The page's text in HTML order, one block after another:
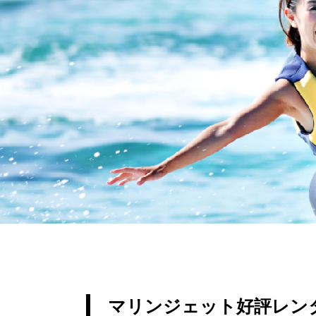
マリンジェット好評レン